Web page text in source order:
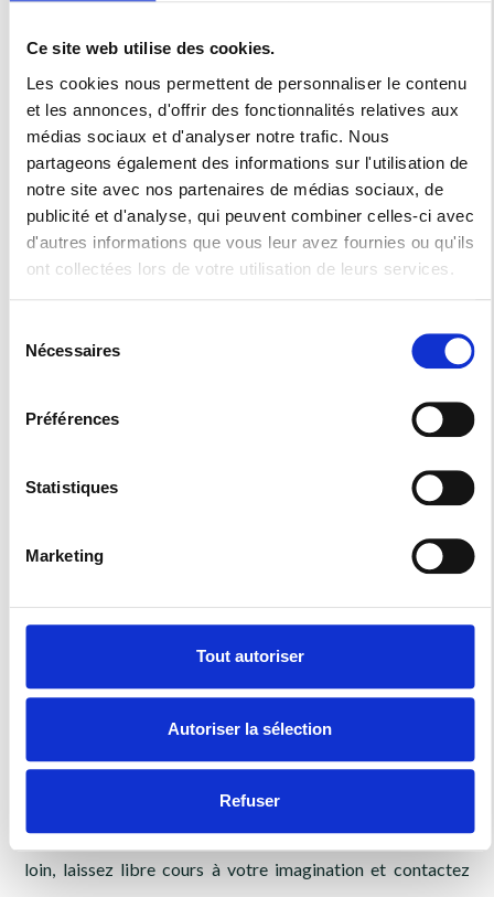
Ce site web utilise des cookies.
Les cookies nous permettent de personnaliser le contenu
et les annonces, d'offrir des fonctionnalités relatives aux
médias sociaux et d'analyser notre trafic. Nous
partageons également des informations sur l'utilisation de
notre site avec nos partenaires de médias sociaux, de
publicité et d'analyse, qui peuvent combiner celles-ci avec
d'autres informations que vous leur avez fournies ou qu'ils
ont collectées lors de votre utilisation de leurs services.
Nécessaires
Préférences
Statistiques
Marketing
Tout autoriser
Autoriser la sélection
Refuser
Un fabricant de
meubles
Installez confort, esthétique et praticité dans votre cuisine
avec la Menuiserie Collilieux. Notre grande maitrise de la
menuiserie sera votre principal atout pour obtenir les
dans le département du 70,25 et 90.
expertise pour vous conseiller sur les accessoires
La garantie d’une
belle cuisine, d'un
dressing dans la
région
Bien au-delà de Belfort, dans la Haute-Saône (70) et plus
loin, laissez libre cours à votre imagination et contactez